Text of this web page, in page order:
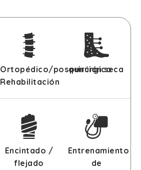
Ortopédico/posquirúrgico
Rehabilitación
punción seca
Encintado /
flejado
Entrenamiento
de